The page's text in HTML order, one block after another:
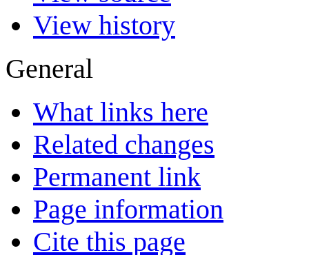
View history
General
What links here
Related changes
Permanent link
Page information
Cite this page